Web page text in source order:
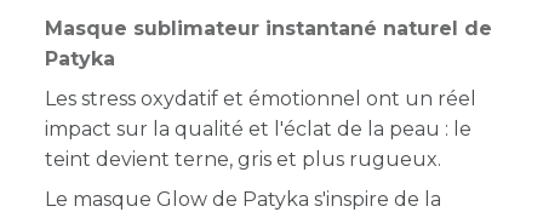
Masque sublimateur instantané naturel de
Patyka
Les stress oxydatif et émotionnel ont un réel
impact sur la qualité et l'éclat de la peau : le
teint devient terne, gris et plus rugueux.
Le masque Glow de Patyka s'inspire de la